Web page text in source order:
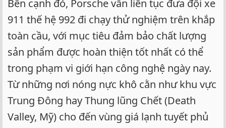
Bên cạnh đó, Porsche vẫn liên tục đưa đội xe
911 thế hệ 992 đi chạy thử nghiệm trên khắp
toàn cầu, với mục tiêu đảm bảo chất lượng
sản phẩm được hoàn thiện tốt nhất có thể
trong phạm vi giới hạn công nghệ ngày nay.
Từ những nơi nóng nực khô cằn như khu vực
Trung Đông hay Thung lũng Chết (Death
Valley, Mỹ) cho đến vùng giá lạnh tuyết phủ